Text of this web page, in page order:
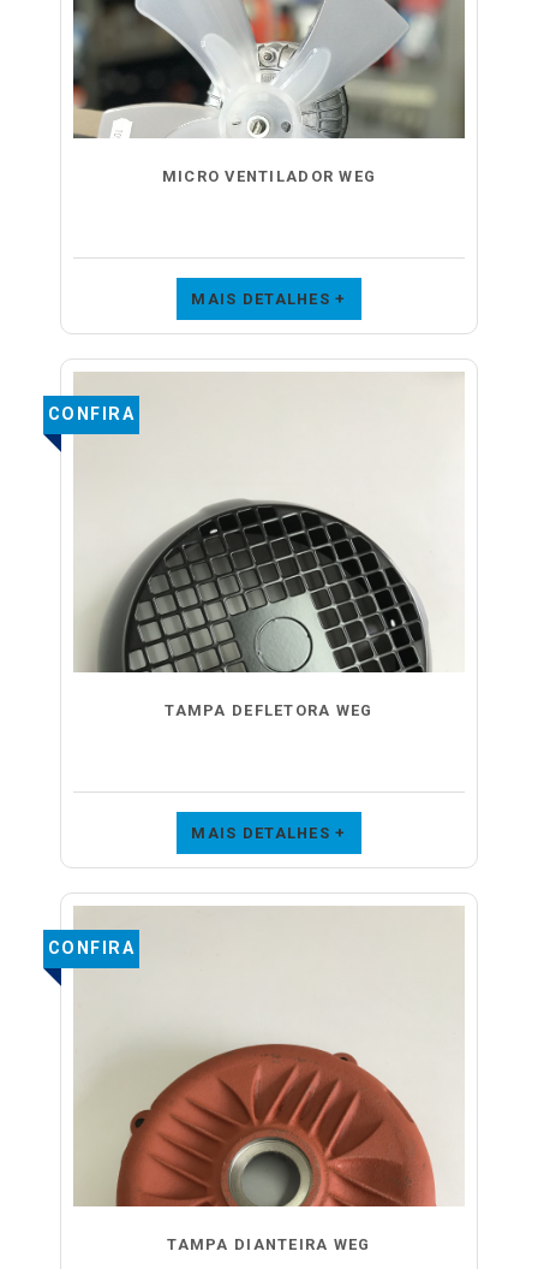
MICRO VENTILADOR WEG
MAIS DETALHES +
TAMPA DEFLETORA WEG
CONFIRA
MAIS DETALHES +
TAMPA DIANTEIRA WEG
CONFIRA